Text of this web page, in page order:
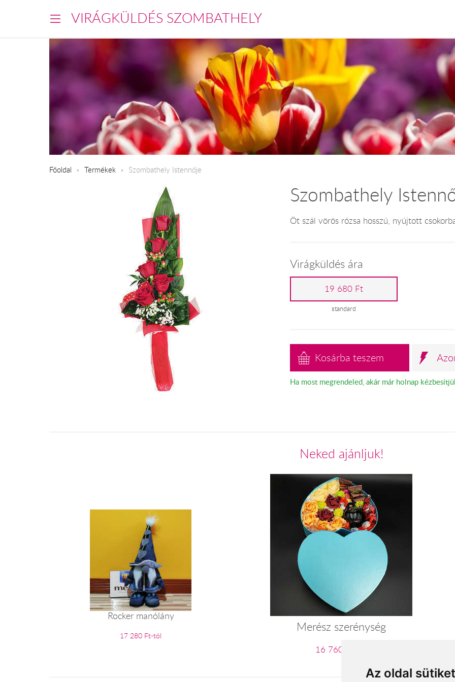
Az oldal
VIRÁGKÜLDÉS SZOMBATHELY
Főoldal Termékek Szombathely Istennője
Szombathely
Öt szál vörös rózsa hosszú, nyújtott
Virágküldés ára
19 680 Ft
standard
Kosárba teszem
Ha most megrendeled, akár már holnap
Neked ajánljuk!
Rocker manólány
17 280 Ft-tól
Merész szerénység
16 760 Ft-tól